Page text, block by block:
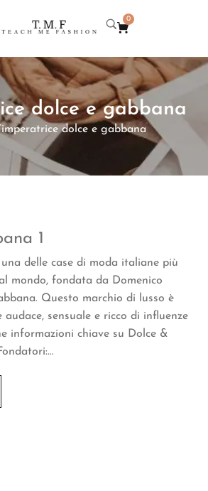
0
dolce e gabbana
dolce e gabbana
1
delle case di moda italiane più
mondo, fondata da Domenico
Questo marchio di lusso è
sensuale e ricco di influenze
informazioni chiave su Dolce &